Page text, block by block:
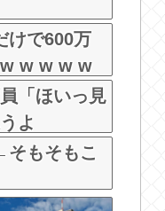
けで600万
w w w w w
「ほいっ見
よ
そもそもこ